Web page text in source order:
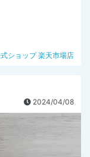
ショップ 楽天市場店
2024/04/08